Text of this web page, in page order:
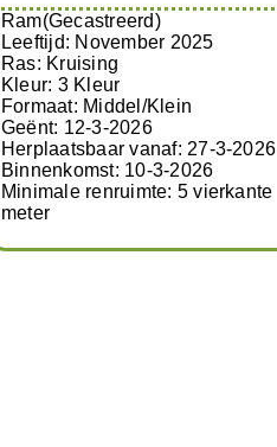
Ram(Gecastreerd)
Leeftijd: November 2025
Ras: Kruising
Kleur: 3 Kleur
Formaat: Middel/Klein
Geënt: 12-3-2026
Herplaatsbaar vanaf: 27-3-2026
Binnenkomst: 10-3-2026
Minimale renruimte: 5 vierkante
meter